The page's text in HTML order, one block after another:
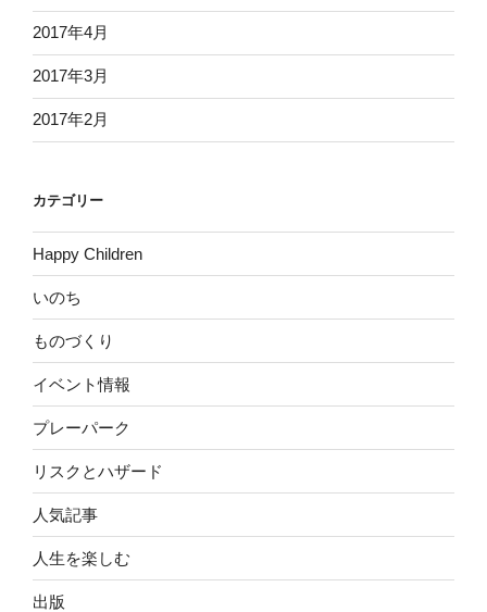
2017年4月
2017年3月
2017年2月
カテゴリー
Happy Children
いのち
ものづくり
イベント情報
プレーパーク
リスクとハザード
人気記事
人生を楽しむ
出版